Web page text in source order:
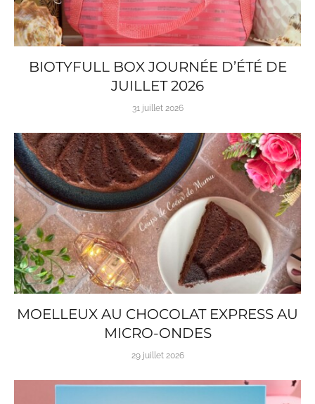
BIOTYFULL BOX JOURNÉE D’ÉTÉ DE
JUILLET 2026
31 juillet 2026
MOELLEUX AU CHOCOLAT EXPRESS AU
MICRO-ONDES
29 juillet 2026